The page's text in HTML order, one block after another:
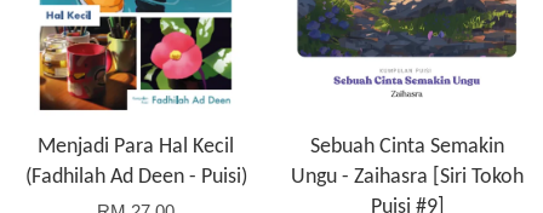
Menjadi Para Hal Kecil
(Fadhilah Ad Deen - Puisi)
Sebuah Cinta Semakin
Ungu - Zaihasra [Siri Tokoh
Puisi #9]